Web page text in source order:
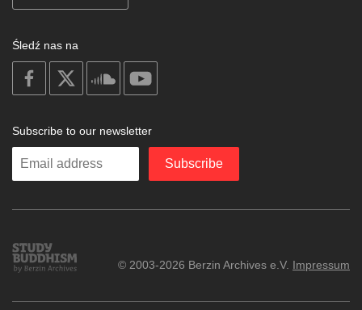
Śledź nas na
on
facebook
soundcloud
Subscribe to our newsletter
Enter
Subscribe
Study
Buddhism
© 2003-2026 Berzin Archives e.V. Impressum